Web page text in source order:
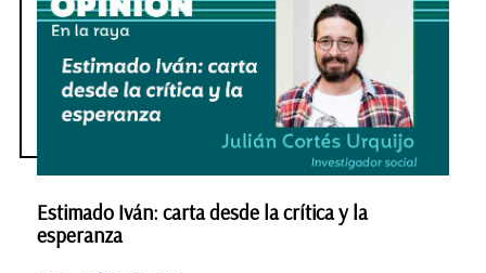
Estimado Iván: carta desde la crítica y la
esperanza